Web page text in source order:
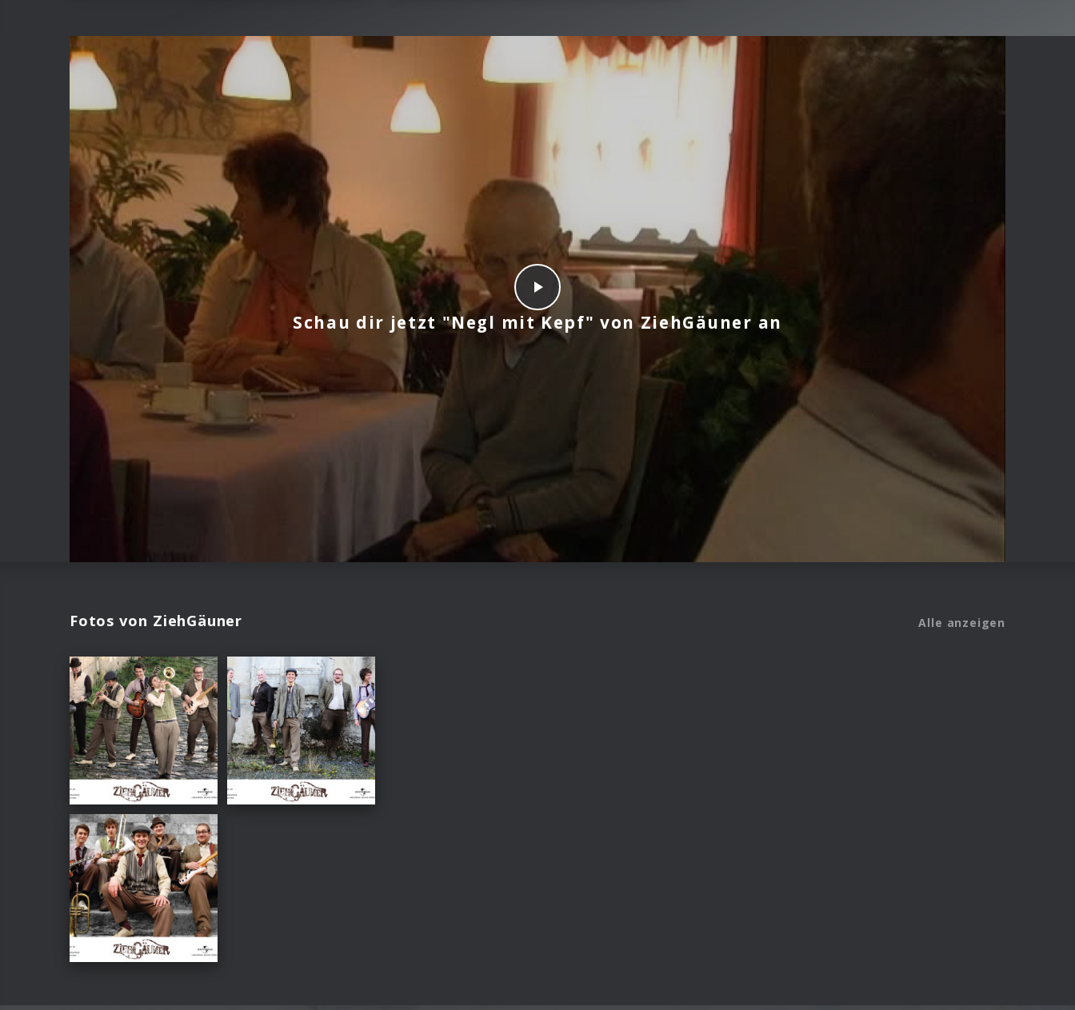
Schau dir jetzt "Negl mit Kepf" von ZiehGäuner an
Fotos von ZiehGäuner Alle anzeigen